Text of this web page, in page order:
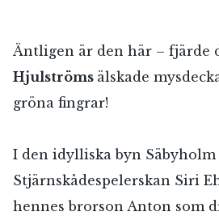
Äntligen är den här – fjärde
Hjulströms älskade
gröna fingrar!
I den idylliska byn
Stjärnskådespelerskan Siri
hennes brorson Anton som